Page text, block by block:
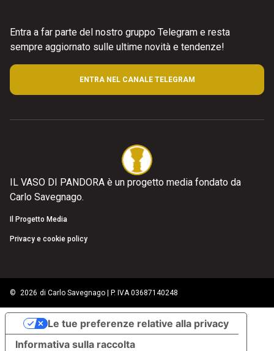
Entra a far parte del nostro gruppo Telegram e resta
sempre aggiornato sulle ultime novità e tendenze!
ENTRA NEL CANALE TELEGRAM
IL VASO DI PANDORA è un progetto media fondato da
Carlo Savegnago.
Il Progetto Media
Privacy e cookie policy
© 2026 di Carlo Savegnago | P. IVA 03687140248
Informativa sulla raccolta
Le tue preferenze relative alla privacy